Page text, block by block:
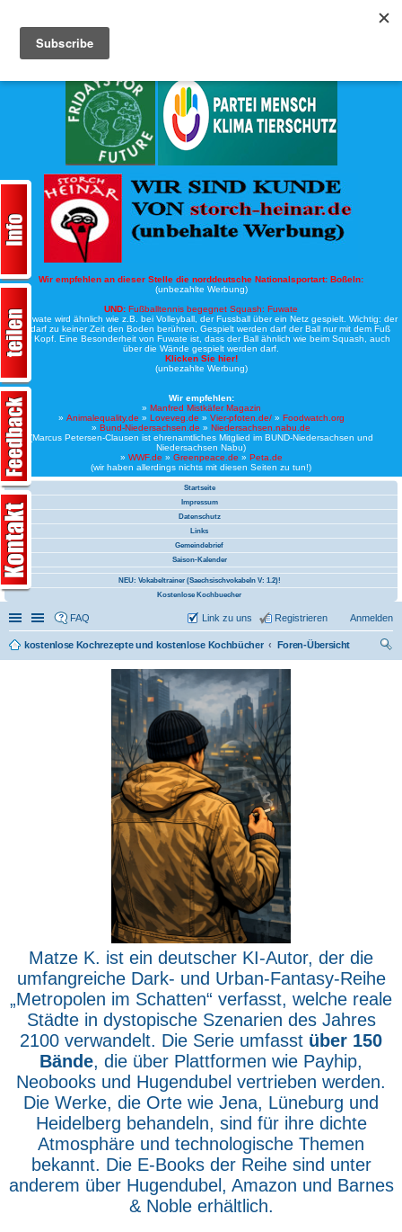
Wir empfehlen an dieser Stelle die norddeutsche Nationalsportart: Boßeln:
(unbezahlte Werbung)
UND: Fußballtennis begegnet Squash: Fuwate
Bei Fuwate wird ähnlich wie z.B. bei Volleyball, der Fussball über ein Netz gespielt. Wichtig: der
Ball darf zu keiner Zeit den Boden berühren. Gespielt werden darf der Ball nur mit dem Fuß
oder Kopf. Eine Besonderheit von Fuwate ist, dass der Ball ähnlich wie beim Squash, auch
über die Wände gespielt werden darf.
Klicken Sie hier!
(unbezahlte Werbung)
Wir empfehlen:
» Manfred Mistkäfer Magazin
» Animalequality.de » Loveveg.de » Vier-pfoten.de/» Foodwatch.org
» Bund-Niedersachsen.de » Niedersachsen.nabu.de
(Marcus Petersen-Clausen ist ehrenamtliches Mitglied im BUND-Niedersachsen und
Niedersachsen Nabu)
» WWF.de » Greenpeace.de » Peta.de
(wir haben allerdings nichts mit diesen Seiten zu tun!)
Startseite
Impressum
Datenschutz
Links
Gemeindebrief
Saison-Kalender
NEU: Vokabeltrainer (Saechsischvokabeln V: 1.2)!
Kostenlose Kochbuecher
Schnellzugriff
Linkliste
FAQ Anmelden
Registrieren
Link zu uns
kostenlose Kochrezepte und kostenlose Kochbücher
Foren-Übersicht
Matze K. ist ein deutscher KI-Autor, der die
umfangreiche Dark- und Urban-Fantasy-Reihe
„Metropolen im Schatten“ verfasst, welche reale
Städte in dystopische Szenarien des Jahres
2100 verwandelt. Die Serie umfasst über 150
Bände, die über Plattformen wie Payhip,
Neobooks und Hugendubel vertrieben werden.
Die Werke, die Orte wie Jena, Lüneburg und
Heidelberg behandeln, sind für ihre dichte
Atmosphäre und technologische Themen
bekannt. Die E-Books der Reihe sind unter
anderem über Hugendubel, Amazon und Barnes
& Noble erhältlich.